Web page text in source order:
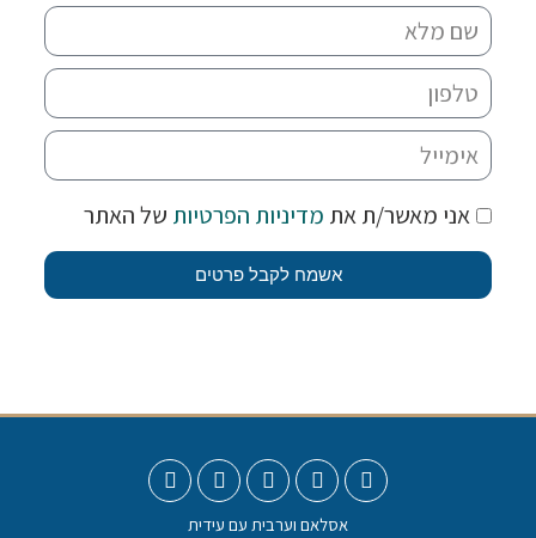
אני מאשר/ת את מדיניות הפרטיות של האתר
אשמח לקבל פרטים
אסלאם וערבית עם עידית